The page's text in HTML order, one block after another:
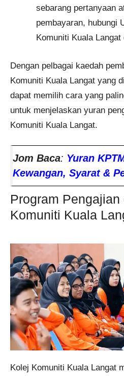
sebarang pertanyaan
pembayaran, hubungi
Komuniti Kuala
Dengan pelbagai kaedah
Komuniti Kuala Langat yang
dapat memilih cara yang
untuk menjelaskan yuran
Komuniti Kuala Langat.
Jom Baca: Yuran
Kewangan, Syarat &
Program Pengajian
Komuniti Kuala
Kolej Komuniti Kuala Langat